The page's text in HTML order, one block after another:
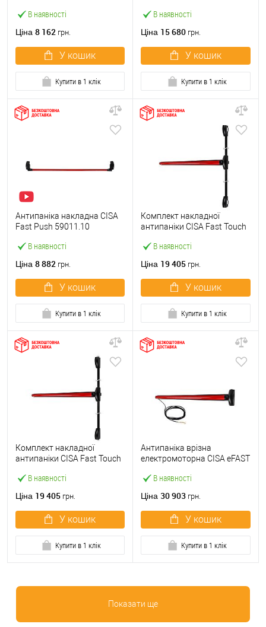
В наявності
штангою 900 мм червона
Ціна 8 162 грн.
У кошик
Купити в 1 клік
В наявності
точковий вбік червона
Ціна 15 680 грн.
У кошик
Купити в 1 клік
В наявності
Антипаніка накладна CISA
Fast Push 59011.10
штангою 1500 мм червона
Ціна 8 882 грн.
У кошик
Купити в 1 клік
В наявності
Комплект накладної
антипаніки CISA Fast Touch
точковий вбік червона
Ціна 19 405 грн.
У кошик
Купити в 1 клік
В наявності
Комплект накладної
антипаніки CISA Fast Touch
точковий вверх-вниз
Ціна 19 405 грн.
У кошик
Купити в 1 клік
В наявності
Антипаніка врізна
електромоторна CISA eFAST
Ціна 30 903 грн.
У кошик
Купити в 1 клік
Показати ще